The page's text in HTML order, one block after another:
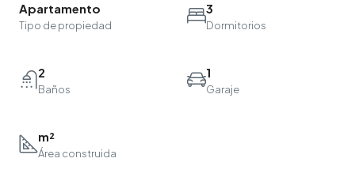
Apartamento
Tipo de propiedad
3
Dormitorios
2
Baños
1
Garaje
m²
Área construida